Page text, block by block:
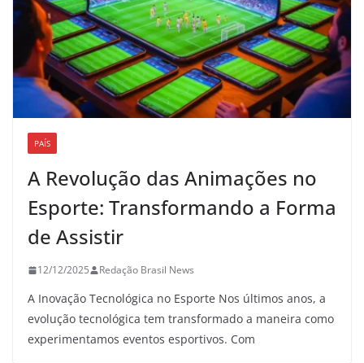
PAÍS
A Revolução das Animações no
Esporte: Transformando a Forma
de Assistir
12/12/2025 Redação Brasil News
A Inovação Tecnológica no Esporte Nos últimos anos, a
evolução tecnológica tem transformado a maneira como
experimentamos eventos esportivos. Com